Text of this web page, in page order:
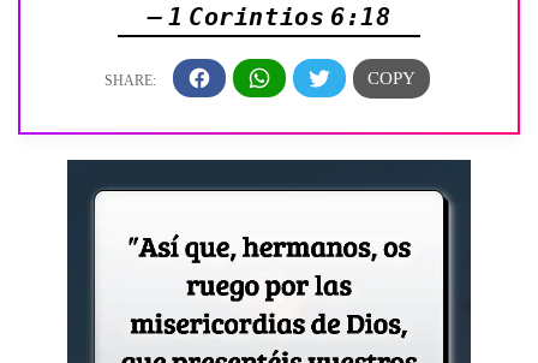
— 1 Corintios 6:18